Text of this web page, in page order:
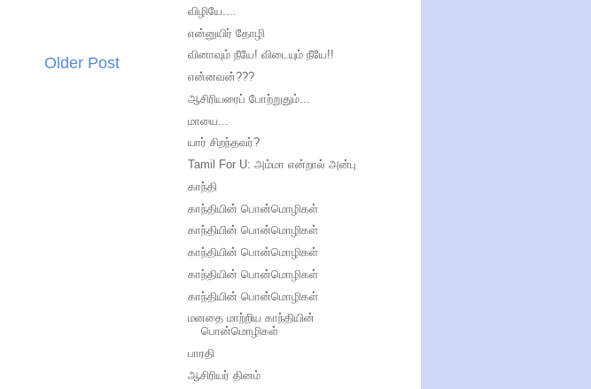
Older Post
விழியே....
என்னுயிர் தோழி
வினாவும் நீயே! விடையும் நீயே!!
என்னவன்???
ஆசிரியரைப் போற்றுதும்...
மாயை...
யார் சிறந்தவர்?
Tamil For U: அம்மா என்றால் அன்பு
காந்தி
காந்தியின் பொன்மொழிகள்
காந்தியின் பொன்மொழிகள்
காந்தியின் பொன்மொழிகள்
காந்தியின் பொன்மொழிகள்
காந்தியின் பொன்மொழிகள்
மனதை மாற்றிய காந்தியின்
பொன்மொழிகள்
பாரதி
ஆசிரியர் தினம்